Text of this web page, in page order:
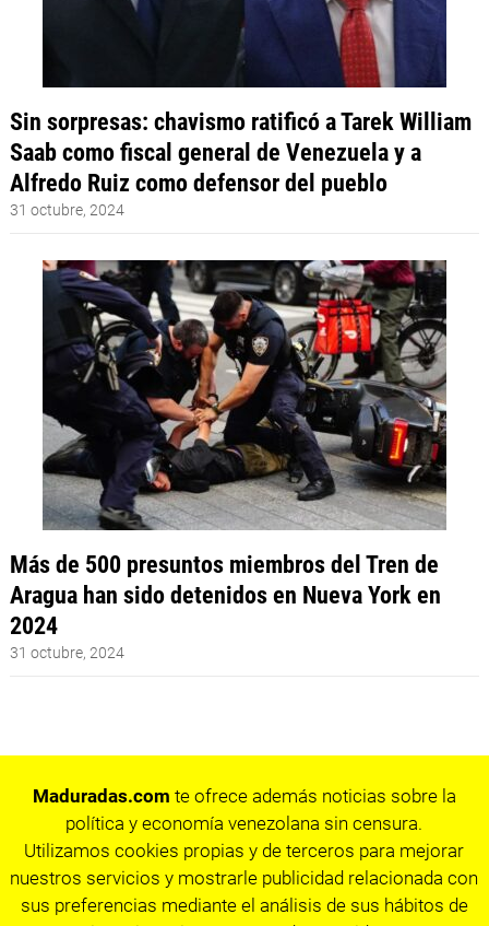
Sin sorpresas: chavismo ratificó a Tarek William
Saab como fiscal general de Venezuela y a
Alfredo Ruiz como defensor del pueblo
31 octubre, 2024
Más de 500 presuntos miembros del Tren de
Aragua han sido detenidos en Nueva York en
2024
31 octubre, 2024
Maduradas.com te ofrece además noticias sobre la
política y economía venezolana sin censura.
Utilizamos cookies propias y de terceros para mejorar
nuestros servicios y mostrarle publicidad relacionada con
sus preferencias mediante el análisis de sus hábitos de